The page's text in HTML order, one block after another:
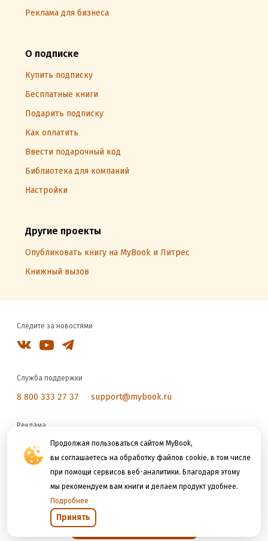
Продолжая пользоваться сайтом MyBook,
вы соглашаетесь на обработку файлов cookie, в том числе
при помощи сервисов веб-аналитики. Благодаря этому
мы рекомендуем вам книги и делаем продукт удобнее.
Подробнее
Принять
Реклама для бизнеса
О подписке
Купить подписку
Бесплатные книги
Подарить подписку
Как оплатить
Ввести подарочный код
Библиотека для компаний
Настройки
Другие проекты
Опубликовать книгу на MyBook и Литрес
Книжный вызов
Следите за новостями
Служба поддержки
8 800 333 27 37 support@mybook.ru
Реклама
reklama@litres.ru
Мы принимаем к оплате
Открыть в приложении